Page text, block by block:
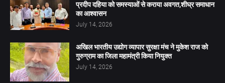
प्रदीप दहिया को समस्याओं से कराया अवगत,शीघ्र समाधान
का आश्वासन
July 14, 2026
अखिल भारतीय उद्योग व्यापार सुरक्षा मंच ने मुकेश राज को
गुरुग्राम का जिला महामंत्री किया नियुक्त
July 14, 2026